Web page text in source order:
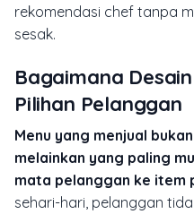
rekomendasi chef tanpa
sesak.
Bagaimana
Pilihan Pelanggan
Menu yang menjual
melainkan yang paling
mata pelanggan ke item
sehari-hari, pelanggan